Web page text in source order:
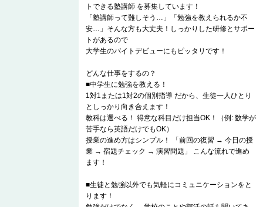
トできる塾講師 を募集しています！
「塾講師って難しそう…」「勉強を教えられるか不
安…」そんな方も大丈夫！しっかりした研修とサポー
トがあるので
大学生のバイトデビューにもピッタリです！
どんな仕事をするの？
■中学生に勉強を教える！
1対1または1対2の個別指導 だから、生徒一人ひとり
としっかり向き合えます！
教科は選べる！ 得意な科目だけ担当OK！（例: 数学が
苦手なら英語だけでもOK）
授業の進め方はシンプル！ 「前回の復習 → 今日の授
業 → 宿題チェック → 演習問題」 こんな流れで進め
ます！
■生徒と勉強以外でも気軽にコミュニケーションをと
ります！